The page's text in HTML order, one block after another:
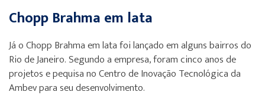
Chopp Brahma em lata
Já o Chopp Brahma em lata foi lançado em alguns bairros do
Rio de Janeiro. Segundo a empresa, foram cinco anos de
projetos e pequisa no Centro de Inovação Tecnológica da
Ambev para seu desenvolvimento.